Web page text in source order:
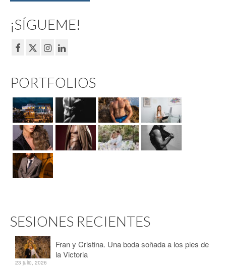
¡SÍGUEME!
PORTFOLIOS
SESIONES RECIENTES
Fran y Cristina. Una boda soñada a los pies de
la Victoria
23 julio, 2026